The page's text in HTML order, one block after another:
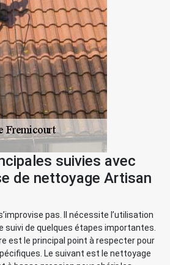
suivies avec
de nettoyage Artisan
pas. Il nécessite l’utilisation
suivi de quelques étapes importantes.
est le principal point à respecter pour
Le suivant est le nettoyage